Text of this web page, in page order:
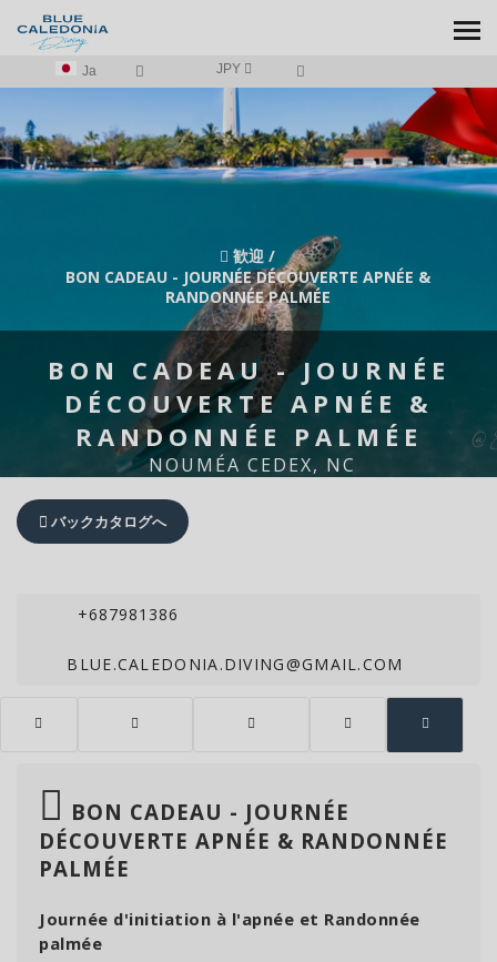
Ja JPY
歓迎 /
BON CADEAU - JOURNÉE DÉCOUVERTE APNÉE &
RANDONNÉE PALMÉE
BON CADEAU - JOURNÉE
DÉCOUVERTE APNÉE &
RANDONNÉE PALMÉE
NOUMÉA CEDEX, NC
バックカタログへ
+687981386
BLUE.CALEDONIA.DIVING@GMAIL.COM
BON CADEAU - JOURNÉE
DÉCOUVERTE APNÉE & RANDONNÉE
PALMÉE
Journée d'initiation à l'apnée et Randonnée
palmée